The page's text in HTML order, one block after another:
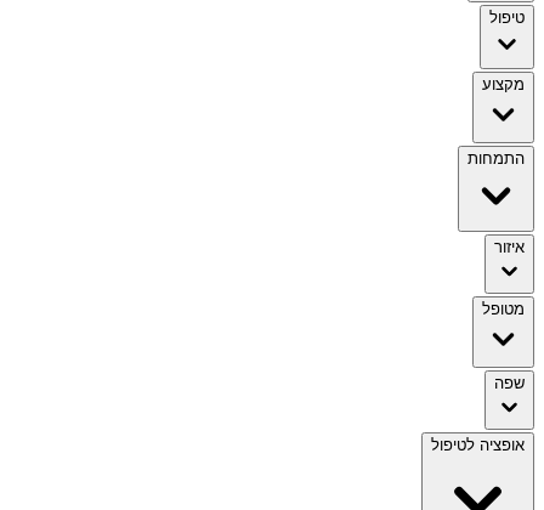
טיפול
מקצוע
התמחות
איזור
מטופל
שפה
אופציה לטיפול